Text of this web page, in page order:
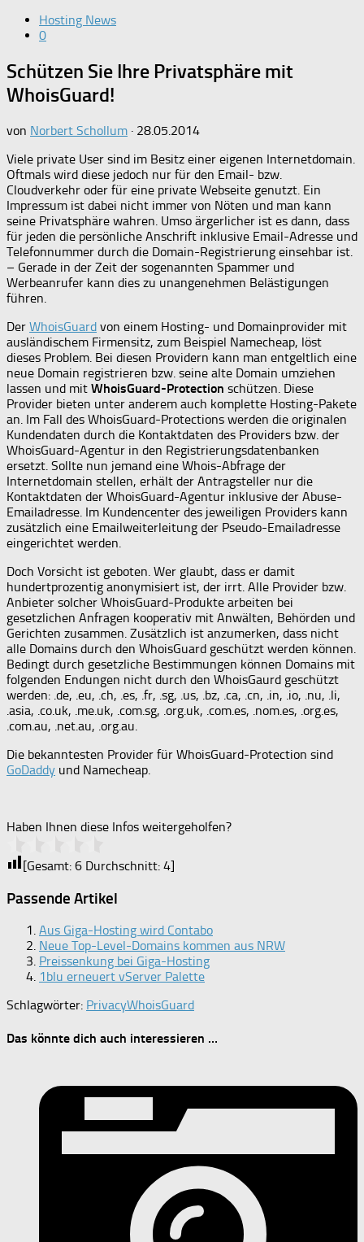
Hosting News
0
Schützen Sie Ihre Privatsphäre mit
WhoisGuard!
von Norbert Schollum · 28.05.2014
Viele private User sind im Besitz einer eigenen Internetdomain.
Oftmals wird diese jedoch nur für den Email- bzw.
Cloudverkehr oder für eine private Webseite genutzt. Ein
Impressum ist dabei nicht immer von Nöten und man kann
seine Privatsphäre wahren. Umso ärgerlicher ist es dann, dass
für jeden die persönliche Anschrift inklusive Email-Adresse und
Telefonnummer durch die Domain-Registrierung einsehbar ist.
– Gerade in der Zeit der sogenannten Spammer und
Werbeanrufer kann dies zu unangenehmen Belästigungen
führen.
Der WhoisGuard von einem Hosting- und Domainprovider mit
ausländischem Firmensitz, zum Beispiel Namecheap, löst
dieses Problem. Bei diesen Providern kann man entgeltlich eine
neue Domain registrieren bzw. seine alte Domain umziehen
lassen und mit WhoisGuard-Protection schützen. Diese
Provider bieten unter anderem auch komplette Hosting-Pakete
an. Im Fall des WhoisGuard-Protections werden die originalen
Kundendaten durch die Kontaktdaten des Providers bzw. der
WhoisGuard-Agentur in den Registrierungsdatenbanken
ersetzt. Sollte nun jemand eine Whois-Abfrage der
Internetdomain stellen, erhält der Antragsteller nur die
Kontaktdaten der WhoisGuard-Agentur inklusive der Abuse-
Emailadresse. Im Kundencenter des jeweiligen Providers kann
zusätzlich eine Emailweiterleitung der Pseudo-Emailadresse
eingerichtet werden.
Doch Vorsicht ist geboten. Wer glaubt, dass er damit
hundertprozentig anonymisiert ist, der irrt. Alle Provider bzw.
Anbieter solcher WhoisGuard-Produkte arbeiten bei
gesetzlichen Anfragen kooperativ mit Anwälten, Behörden und
Gerichten zusammen. Zusätzlich ist anzumerken, dass nicht
alle Domains durch den WhoisGuard geschützt werden können.
Bedingt durch gesetzliche Bestimmungen können Domains mit
folgenden Endungen nicht durch den WhoisGaurd geschützt
werden: .de, .eu, .ch, .es, .fr, .sg, .us, .bz, .ca, .cn, .in, .io, .nu, .li,
.asia, .co.uk, .me.uk, .com.sg, .org.uk, .com.es, .nom.es, .org.es,
.com.au, .net.au, .org.au.
Die bekanntesten Provider für WhoisGuard-Protection sind
GoDaddy und Namecheap.
Haben Ihnen diese Infos weitergeholfen?
[Gesamt: 6 Durchschnitt: 4]
Passende Artikel
Aus Giga-Hosting wird Contabo
Neue Top-Level-Domains kommen aus NRW
Preissenkung bei Giga-Hosting
1blu erneuert vServer Palette
Schlagwörter: PrivacyWhoisGuard
Das könnte dich auch interessieren …